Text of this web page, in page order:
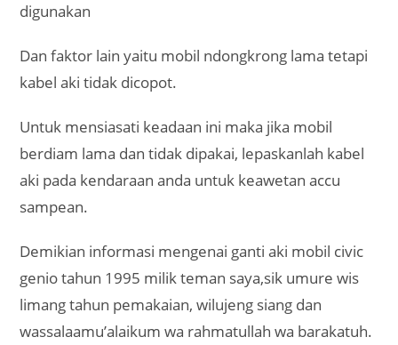
digunakan
Dan faktor lain yaitu mobil ndongkrong lama tetapi
kabel aki tidak dicopot.
Untuk mensiasati keadaan ini maka jika mobil
berdiam lama dan tidak dipakai, lepaskanlah kabel
aki pada kendaraan anda untuk keawetan accu
sampean.
Demikian informasi mengenai ganti aki mobil civic
genio tahun 1995 milik teman saya,sik umure wis
limang tahun pemakaian, wilujeng siang dan
wassalaamu’alaikum wa rahmatullah wa barakatuh.